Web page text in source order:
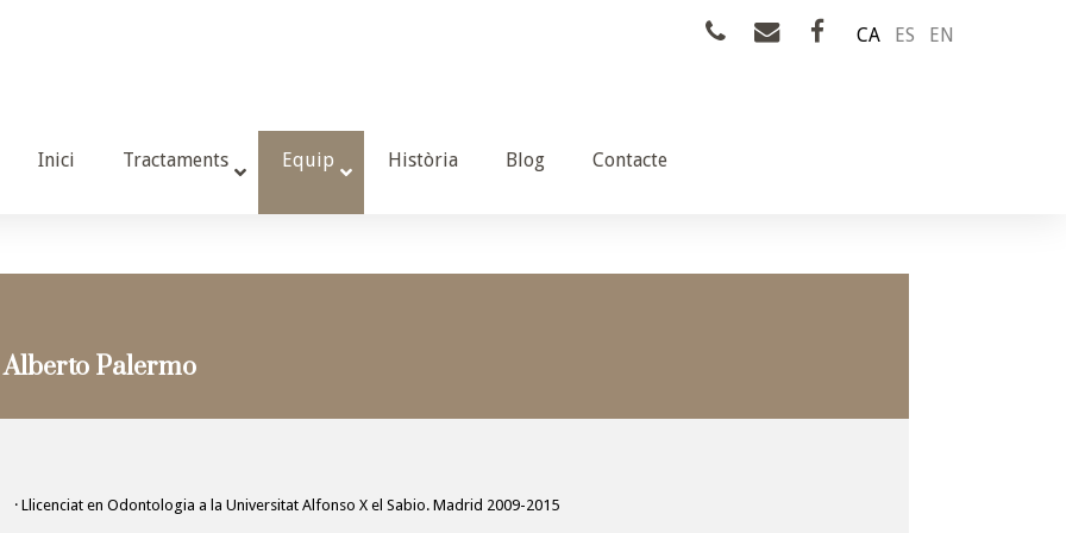
CA ES EN
Inici Tractaments Equip Història Blog Contacte
Palermo
· Llicenciat en Odontologia a la Universitat Alfonso X el Sabio. Madrid 2009-2015